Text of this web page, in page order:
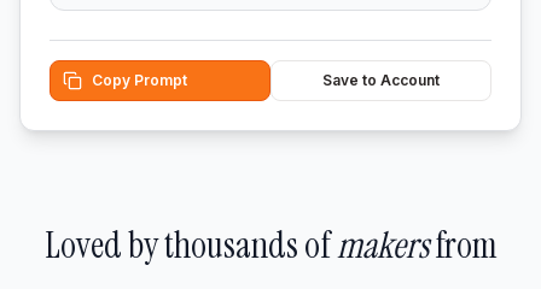
Copy Prompt Save to Account
Loved by thousands ofmakersfrom